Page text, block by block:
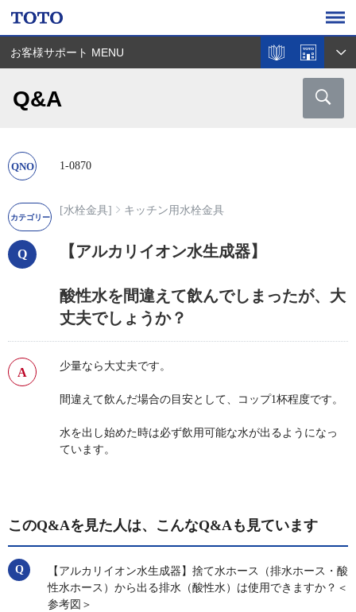
お客様サポート MENU
Q&A
1-0870
[水栓金具] キッチン用水栓金具
【アルカリイオン水生成器】
酸性水を間違えて飲んでしまったが、大
丈夫でしょうか？
少量なら大丈夫です。
間違えて飲んだ場合の目安として、コップ1杯程度です。
水を出し始めた時は必ず飲用可能な水が出るようになっ
ています。
このQ&Aを見た人は、こんなQ&Aも見ています
【アルカリイオン水生成器】捨て水ホース（排水ホース・酸
性水ホース）から出る排水（酸性水）は使用できますか？＜
参考図＞